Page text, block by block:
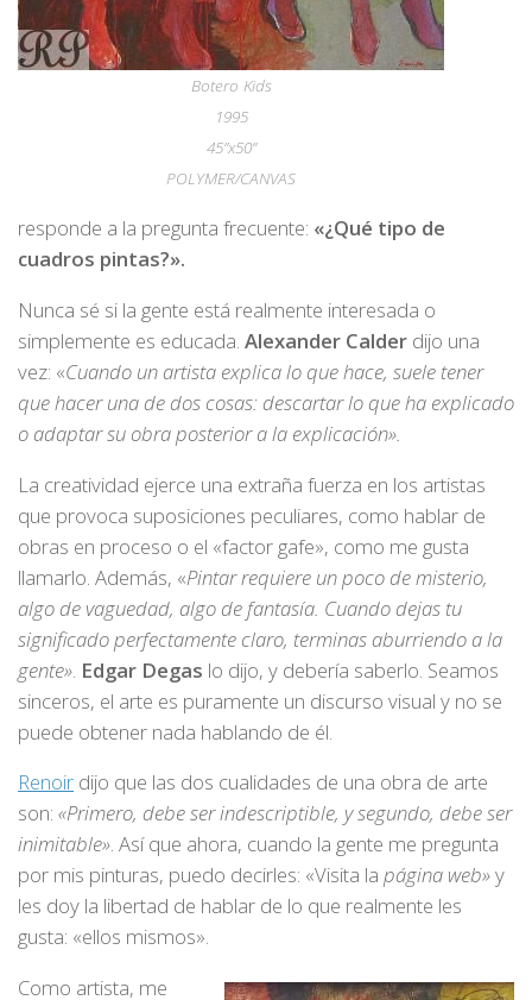
Botero Kids
1995
45”x50”
POLYMER/CANVAS
responde a la pregunta frecuente: «¿Qué tipo de
cuadros pintas?».
Nunca sé si la gente está realmente interesada o
simplemente es educada. Alexander Calder dijo una
vez: «Cuando un artista explica lo que hace, suele tener
que hacer una de dos cosas: descartar lo que ha explicado
o adaptar su obra posterior a la explicación».
La creatividad ejerce una extraña fuerza en los artistas
que provoca suposiciones peculiares, como hablar de
obras en proceso o el «factor gafe», como me gusta
llamarlo. Además, «Pintar requiere un poco de misterio,
algo de vaguedad, algo de fantasía. Cuando dejas tu
significado perfectamente claro, terminas aburriendo a la
gente» Edgar Degas lo dijo, y debería saberlo. Seamos
sinceros, el arte es puramente un discurso visual y no se
puede obtener nada hablando de él.
Renoir dijo que las dos cualidades de una obra de arte
son: «Primero, debe ser indescriptible, y segundo, debe ser
inimitable». Así que ahora, cuando la gente me pregunta
por mis pinturas, puedo decirles: «Visita la página web»y
les doy la libertad de hablar de lo que realmente les
gusta: «ellos mismos».
Como artista, me